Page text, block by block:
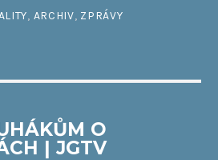
, ARCHIV, ZPRÁVY
O
| JGTV